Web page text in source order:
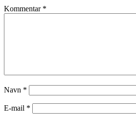
Kommentar *
Navn *
E-mail *